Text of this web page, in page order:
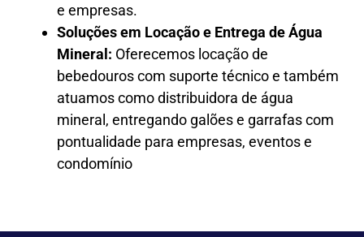
e empresas.
Soluções em Locação e Entrega de Água
Mineral: Oferecemos locação de
bebedouros com suporte técnico e também
atuamos como distribuidora de água
mineral, entregando galões e garrafas com
pontualidade para empresas, eventos e
condomínio